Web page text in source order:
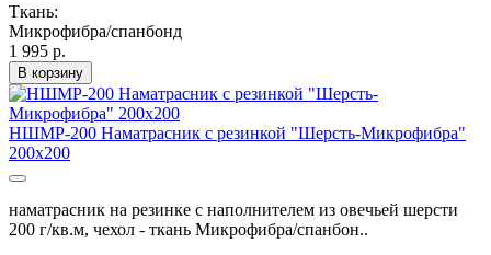
Ткань:
Микрофибра/спанбонд
1 995 р.
В корзину
НШМР-200 Наматрасник с резинкой "Шерсть-Микрофибра"
200х200
наматрасник на резинке с наполнителем из овечьей шерсти
200 г/кв.м, чехол - ткань Микрофибра/спанбон..